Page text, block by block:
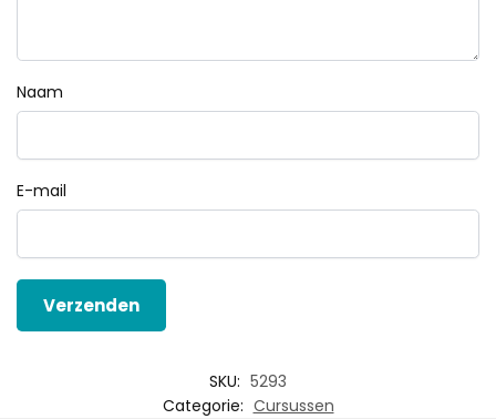
Naam
E-mail
SKU: 5293
Categorie: Cursussen